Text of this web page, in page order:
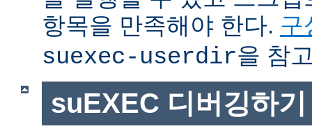
항목을 만족해야 한다. 구
suexec-userdir을 참
suEXEC 디버깅하기